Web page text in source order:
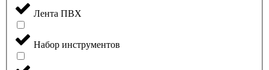
Лента ПВХ
Набор инструментов